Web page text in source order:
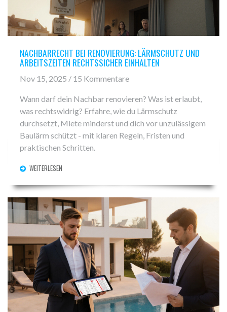
NACHBARRECHT BEI RENOVIERUNG: LÄRMSCHUTZ UND
ARBEITSZEITEN RECHTSSICHER EINHALTEN
Nov 15, 2025 / 15 Kommentare
Wann darf dein Nachbar renovieren? Was ist erlaubt,
was rechtswidrig? Erfahre, wie du Lärmschutz
durchsetzt, Miete minderst und dich vor unzulässigem
Baulärm schützt - mit klaren Regeln, Fristen und
praktischen Schritten.
WEITERLESEN